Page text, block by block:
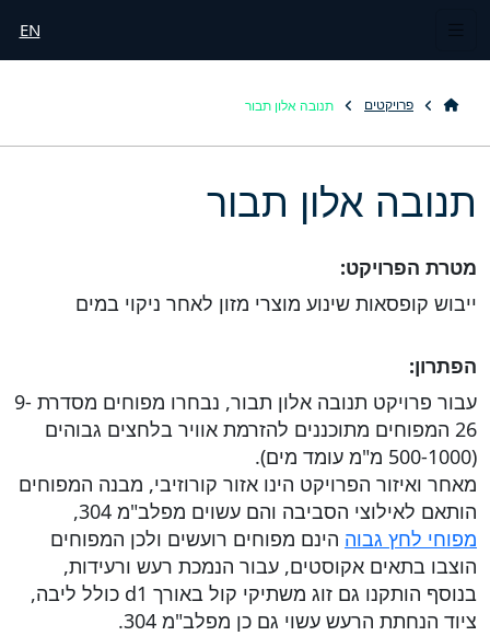
EN
פרויקטים תנובה אלון תבור
תנובה אלון תבור
מטרת הפרויקט:
ייבוש קופסאות שינוע מוצרי מזון לאחר ניקוי במים
הפתרון:
עבור פרויקט תנובה אלון תבור, נבחרו מפוחים מסדרת 9-
26 המפוחים מתוכננים להזרמת אוויר בלחצים גבוהים
(500-1000 מ"מ עומד מים).
מאחר ואיזור הפרויקט הינו אזור קורוזיבי, מבנה המפוחים
הותאם לאילוצי הסביבה והם עשוים מפלב"מ 304,
מפוחי לחץ גבוה הינם מפוחים רועשים ולכן המפוחים
הוצבו בתאים אקוסטים, עבור הנמכת רעש ורעידות,
בנוסף הותקנו גם זוג משתיקי קול באורך d1 כולל ליבה,
ציוד הנחתת הרעש עשוי גם כן מפלב"מ 304.